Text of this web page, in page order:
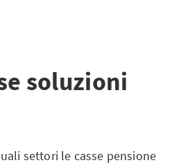
soluzioni
settori le casse pensione